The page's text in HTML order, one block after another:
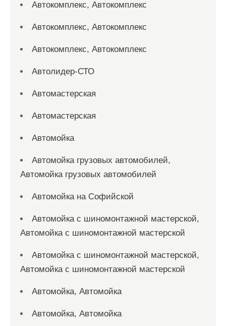
Автокомплекс, Автокомплекс
Автокомплекс, Автокомплекс
Автокомплекс, Автокомплекс
Автолидер-СТО
Автомастерская
Автомастерская
Автомойка
Автомойка грузовых автомобилей,
Автомойка грузовых автомобилей
Автомойка на Софийской
Автомойка с шиномонтажной мастерской,
Автомойка с шиномонтажной мастерской
Автомойка с шиномонтажной мастерской,
Автомойка с шиномонтажной мастерской
Автомойка, Автомойка
Автомойка, Автомойка